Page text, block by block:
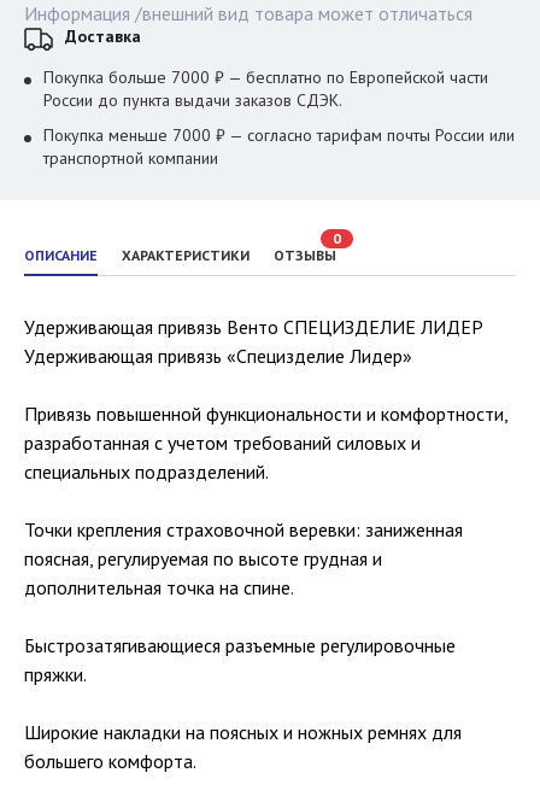
ОПИСАНИЕ ХАРАКТЕРИСТИКИ ОТЗЫВЫ
0
Удерживающая привязь Венто СПЕЦИЗДЕЛИЕ ЛИДЕР
Удерживающая привязь «Специзделие Лидер»
Привязь повышенной функциональности и комфортности,
разработанная с учетом требований силовых и
специальных подразделений.
Точки крепления страховочной веревки: заниженная
поясная, регулируемая по высоте грудная и
дополнительная точка на спине.
Быстрозатягивающиеся разъемные регулировочные
пряжки.
Широкие накладки на поясных и ножных ремнях для
большего комфорта.
Информация /внешний вид товара может отличаться
Доставка
Покупка больше 7000 ₽ — бесплатно по Европейской части
России до пункта выдачи заказов СДЭК.
Покупка меньше 7000 ₽ — согласно тарифам почты России или
транспортной компании